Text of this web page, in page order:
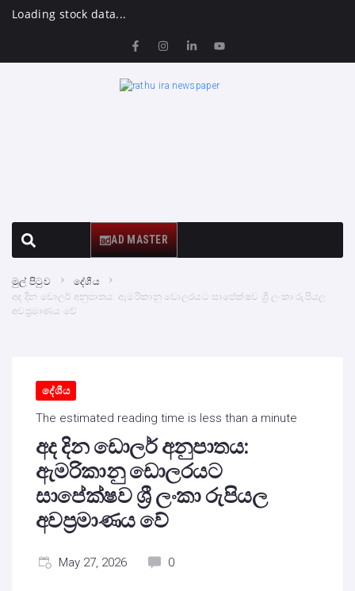
Loading stock data...
AD MASTER
මුල් පිටුව
දේශීය
අද දින ඩොලර් අනුපාතය: ඇමරිකානු ඩොලරයට සාපේක්ෂව ශ්‍රී ලංකා රුපියල
අවප්‍රමාණය වේ
දේශීය
The estimated reading time is less than a minute
අද දින ඩොලර් අනුපාතය:
ඇමරිකානු ඩොලරයට
සාපේක්ෂව ශ්‍රී ලංකා රුපියල
අවප්‍රමාණය වේ
May 27, 2026 0